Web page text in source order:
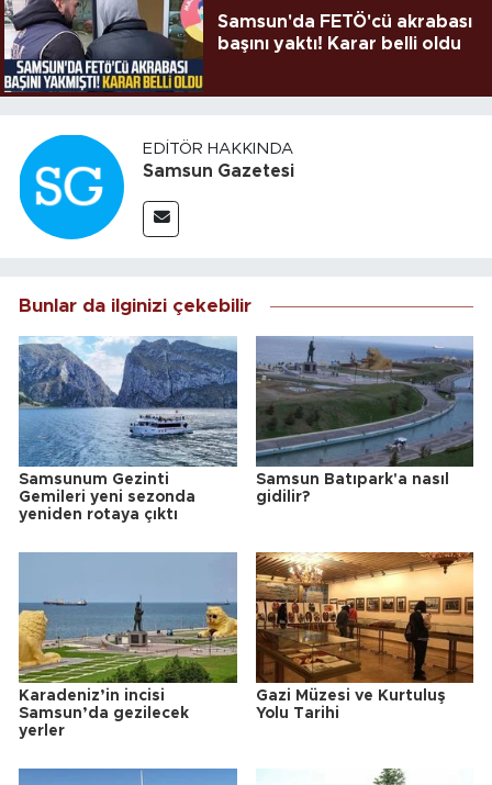
Samsun'da FETÖ'cü akrabası
başını yaktı! Karar belli oldu
EDITÖR HAKKINDA
Samsun Gazetesi
Bunlar da ilginizi çekebilir
Samsunum Gezinti
Gemileri yeni sezonda
yeniden rotaya çıktı
Samsun Batıpark'a nasıl
gidilir?
Karadeniz’in incisi
Samsun’da gezilecek
yerler
Gazi Müzesi ve Kurtuluş
Yolu Tarihi